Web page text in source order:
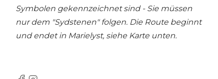
Symbolen gekennzeichnet sind - Sie müssen
nur dem "Sydstenen" folgen. Die Route beginnt
und endet in Marielyst, siehe Karte unten.